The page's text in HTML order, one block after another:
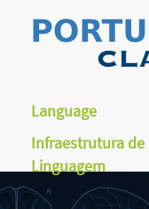
Language
Infraestrutura de
Linguagem